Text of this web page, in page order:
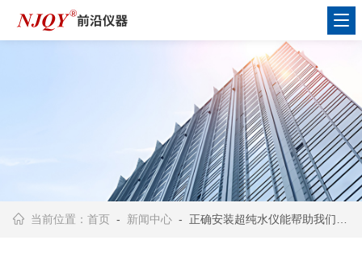
当前位置：首页 - 新闻中心 - 正确安装超纯水仪能帮助我们更好的使用